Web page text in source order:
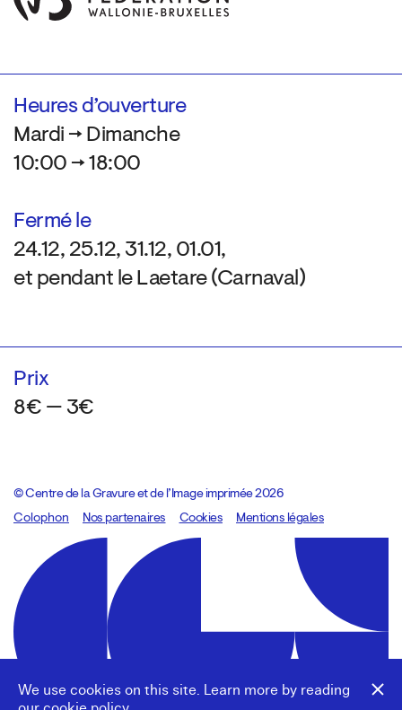
We use cookies on this site. Learn more by reading
Heures d’ouverture
Mardi → Dimanche
10:00 → 18:00
Fermé le
24.12, 25.12, 31.12, 01.01,
et pendant le Laetare (Carnaval)
Prix
8€ — 3€
© Centre de la Gravure et de l’Image imprimée 2026
Colophon
Design:Marcel Kaczmarek, code:8080.studio
Nos partenaires Cookies Mentions légales